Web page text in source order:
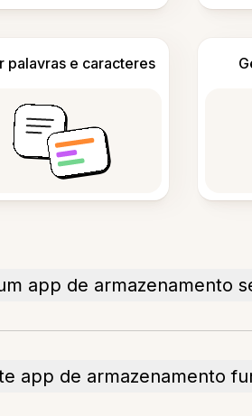
palavras e caracteres
app de armazenamento
app de armazenamento